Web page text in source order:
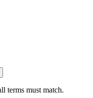
terms must match.